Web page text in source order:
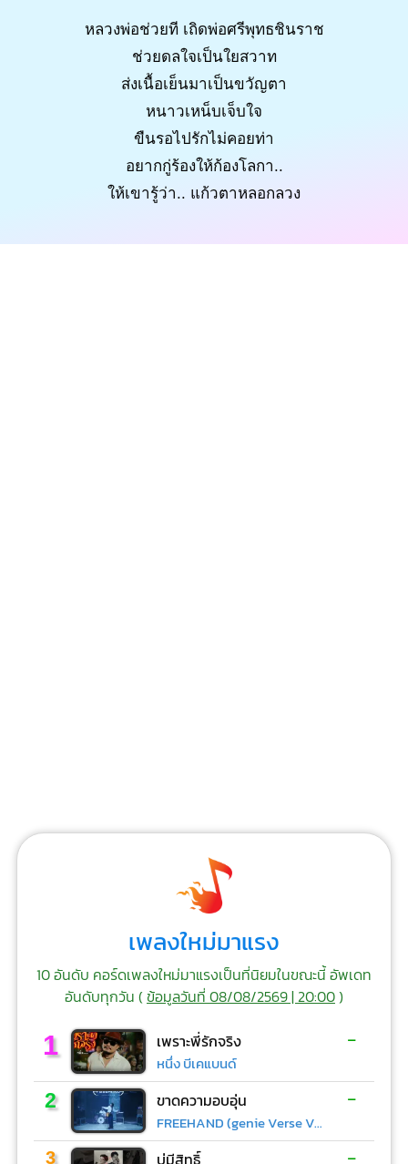
หลวงพ่อช่วยที เถิดพ่อศรีพุทธชินราช
ช่วยดลใจเป็นใยสวาท
ส่งเนื้อเย็นมาเป็นขวัญตา
หนาวเหน็บเจ็บใจ
ขืนรอไปรักไม่คอยท่า
อยากกู่ร้องให้ก้องโลกา..
ให้เขารู้ว่า.. แก้วตาหลอกลวง
เพลงใหม่มาแรง
10 อันดับ คอร์ดเพลงใหม่มาแรงเป็นที่นิยมในขณะนี้ อัพเดท
อันดับทุกวัน (ข้อมูลวันที่ 08/08/2569 | 20:00)
1 เพราะพี่รักจริง
หนึ่ง บีเคแบนด์
-
2 ขาดความอบอุ่น
FREEHAND (genie Verse Vol.1)
-
3 บ่มีสิทธิ์ -